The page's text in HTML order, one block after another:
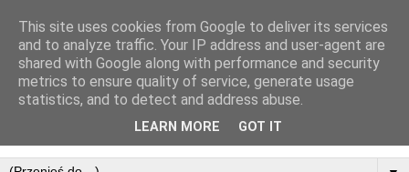
This site uses cookies from Google to deliver its services
and to analyze traffic. Your IP address and user-agent are
shared with Google along with performance and security
metrics to ensure quality of service, generate usage
statistics, and to detect and address abuse.
LEARN MORE GOT IT